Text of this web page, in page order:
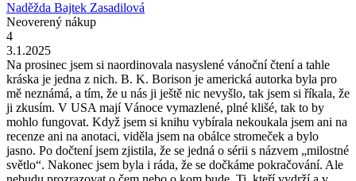
Naděžda Bajtek Zasadilová
Neoverený nákup
4
3.1.2025
Na prosinec jsem si naordinovala nasyslené vánoční čtení a tahle
kráska je jedna z nich. B. K. Borison je americká autorka byla pro
mě neznámá, a tím, že u nás ji ještě nic nevyšlo, tak jsem si říkala, že
ji zkusím. V USA mají Vánoce vymazlené, plné klišé, tak to by
mohlo fungovat. Když jsem si knihu vybírala nekoukala jsem ani na
recenze ani na anotaci, viděla jsem na obálce stromeček a bylo
jasno. Po dočtení jsem zjistila, že se jedná o sérii s názvem „milostné
světlo“. Nakonec jsem byla i ráda, že se dočkáme pokračování. Ale